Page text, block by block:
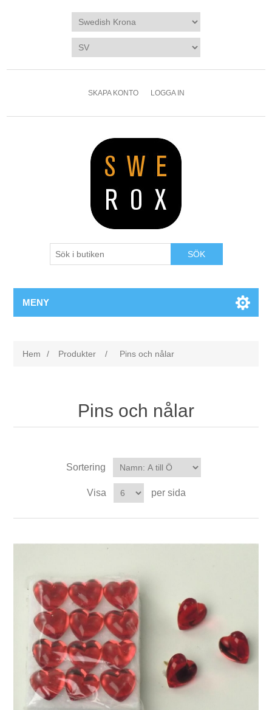
SKAPA KONTO LOGGA IN
SÖK
MENY
Hem / Produkter / Pins och nålar
Pins och nålar
Sortering
Visa per sida